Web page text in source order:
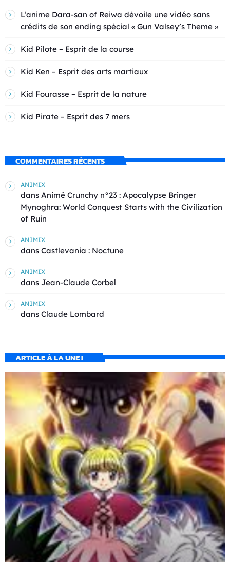
L’anime Dara-san of Reiwa dévoile une vidéo sans
crédits de son ending spécial « Gun Valsey’s Theme »
Kid Pilote – Esprit de la course
Kid Ken – Esprit des arts martiaux
Kid Fourasse – Esprit de la nature
Kid Pirate – Esprit des 7 mers
COMMENTAIRES RÉCENTS
ANIMIX
dans Animé Crunchy n°23 : Apocalypse Bringer
Mynoghra: World Conquest Starts with the Civilization
of Ruin
ANIMIX
dans Castlevania : Noctune
ANIMIX
dans Jean-Claude Corbel
ANIMIX
dans Claude Lombard
ARTICLE À LA UNE !